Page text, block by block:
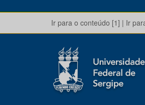
Ir para o conteúdo [1] | Ir